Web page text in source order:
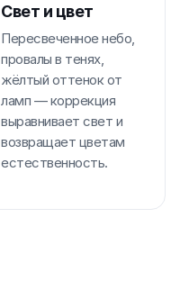
Свет и цвет
Пересвеченное небо,
провалы в тенях,
жёлтый оттенок от
ламп — коррекция
выравнивает свет и
возвращает цветам
естественность.